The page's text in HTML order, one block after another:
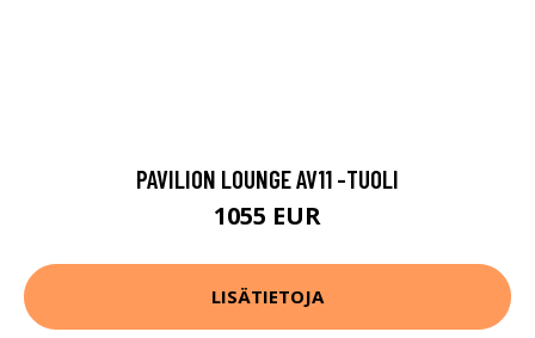
PAVILION LOUNGE AV11 -TUOLI
1055 EUR
LISÄTIETOJA